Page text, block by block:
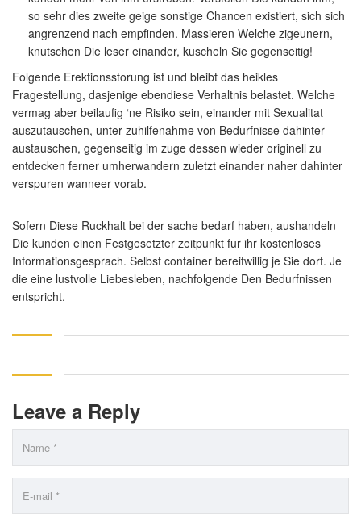
so sehr dies zweite geige sonstige Chancen existiert, sich sich
angrenzend nach empfinden. Massieren Welche zigeunern,
knutschen Die leser einander, kuscheln Sie gegenseitig!
Folgende Erektionsstorung ist und bleibt das heikles
Fragestellung, dasjenige ebendiese Verhaltnis belastet. Welche
vermag aber beilaufig ‘ne Risiko sein, einander mit Sexualitat
auszutauschen, unter zuhilfenahme von Bedurfnisse dahinter
austauschen, gegenseitig im zuge dessen wieder originell zu
entdecken ferner umherwandern zuletzt einander naher dahinter
verspuren wanneer vorab.
Sofern Diese Ruckhalt bei der sache bedarf haben, aushandeln
Die kunden einen Festgesetzter zeitpunkt fur ihr kostenloses
Informationsgesprach. Selbst container bereitwillig je Sie dort. Je
die eine lustvolle Liebesleben, nachfolgende Den Bedurfnissen
entspricht.
Leave a Reply